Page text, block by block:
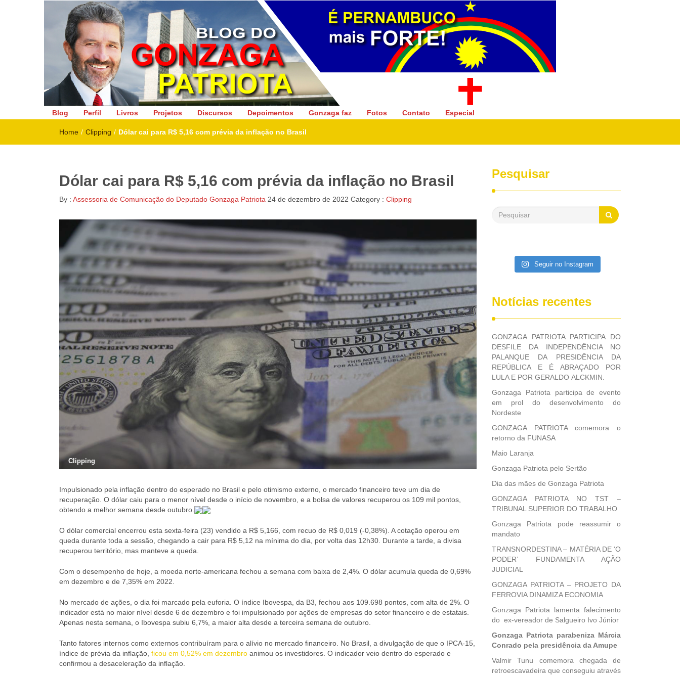
Gonzaga Patriota
Deputado Federal
Blog Perfil Livros Projetos Discursos Depoimentos Gonzaga faz Fotos Contato Especial
Home / Clipping / Dólar cai para R$ 5,16 com prévia da inflação no Brasil
Dólar cai para R$ 5,16 com prévia da inflação no Brasil
By : Assessoria de Comunicação do Deputado Gonzaga Patriota 24 de dezembro de 2022 Category : Clipping
Clipping
Impulsionado pela inflação dentro do esperado no Brasil e pelo otimismo externo, o mercado financeiro teve um dia de
recuperação. O dólar caiu para o menor nível desde o início de novembro, e a bolsa de valores recuperou os 109 mil pontos,
obtendo a melhor semana desde outubro.
O dólar comercial encerrou esta sexta-feira (23) vendido a R$ 5,166, com recuo de R$ 0,019 (-0,38%). A cotação operou em
queda durante toda a sessão, chegando a cair para R$ 5,12 na mínima do dia, por volta das 12h30. Durante a tarde, a divisa
recuperou território, mas manteve a queda.
Com o desempenho de hoje, a moeda norte-americana fechou a semana com baixa de 2,4%. O dólar acumula queda de 0,69%
em dezembro e de 7,35% em 2022.
No mercado de ações, o dia foi marcado pela euforia. O índice Ibovespa, da B3, fechou aos 109.698 pontos, com alta de 2%. O
indicador está no maior nível desde 6 de dezembro e foi impulsionado por ações de empresas do setor financeiro e de estatais.
Apenas nesta semana, o Ibovespa subiu 6,7%, a maior alta desde a terceira semana de outubro.
Tanto fatores internos como externos contribuíram para o alívio no mercado financeiro. No Brasil, a divulgação de que o IPCA-15,
índice de prévia da inflação, ficou em 0,52% em dezembro animou os investidores. O indicador veio dentro do esperado e
confirmou a desaceleração da inflação.
Pesquisar
Seguir no Instagram
Notícias recentes
GONZAGA PATRIOTA PARTICIPA DO
DESFILE DA INDEPENDÊNCIA NO
PALANQUE DA PRESIDÊNCIA DA
REPÚBLICA E É ABRAÇADO POR
LULA E POR GERALDO ALCKMIN.
Gonzaga Patriota participa de evento
em prol do desenvolvimento do
Nordeste
GONZAGA PATRIOTA comemora o
retorno da FUNASA
Maio Laranja
Gonzaga Patriota pelo Sertão
Dia das mães de Gonzaga Patriota
GONZAGA PATRIOTA NO TST –
TRIBUNAL SUPERIOR DO TRABALHO
Gonzaga Patriota pode reassumir o
mandato
TRANSNORDESTINA – MATÉRIA DE ‘O
PODER’ FUNDAMENTA AÇÃO
JUDICIAL
GONZAGA PATRIOTA – PROJETO DA
FERROVIA DINAMIZA ECONOMIA
Gonzaga Patriota lamenta falecimento
do ex-vereador de Salgueiro Ivo Júnior
Gonzaga Patriota parabeniza Márcia
Conrado pela presidência da Amupe
Valmir Tunu comemora chegada de
retroescavadeira que conseguiu através